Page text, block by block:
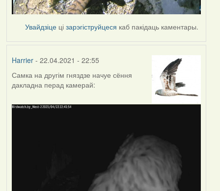
Увайдзіце цізарэгіструйцеся каб пакідаць каментары.
Harrier- 22.04.2021 - 22:55
Самка на другім гняздзе начуе сёння
дакладна перад камерай: